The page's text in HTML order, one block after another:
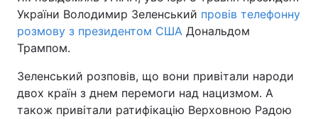
України Володимир Зеленський провів телефонну
розмову з президентом США Дональдом
Трампом.
Зеленський розповів, що вони привітали народи
двох країн з днем перемоги над нацизмом. А
також привітали ратифікацію Верховною Радою